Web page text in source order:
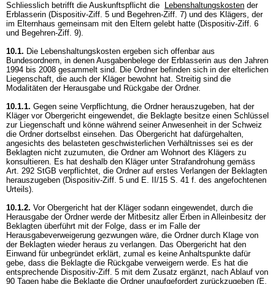
Schliesslich betrifft die Auskunftspflicht die
Lebenshaltungskosten der
Erblasserin (Dispositiv-Ziff. 5 und Begehren-Ziff. 7) und des Klägers, der
im Elternhaus gemeinsam mit den Eltern gelebt hatte (Dispositiv-Ziff. 6
und Begehren-Ziff. 9).
10.1. Die Lebenshaltungskosten ergeben sich offenbar aus
Bundesordnern, in denen Ausgabenbelege der Erblasserin aus den Jahren
1994 bis 2008 gesammelt sind. Die Ordner befinden sich in der elterlichen
Liegenschaft, die auch der Kläger bewohnt hat. Streitig sind die
Modalitäten der Herausgabe und Rückgabe der Ordner.
10.1.1. Gegen seine Verpflichtung, die Ordner herauszugeben, hat der
Kläger vor Obergericht eingewendet, die Beklagte besitze einen Schlüssel
zur Liegenschaft und könne während seiner Anwesenheit in der Schweiz
die Ordner dortselbst einsehen. Das Obergericht hat dafürgehalten,
angesichts des belasteten geschwisterlichen Verhältnisses sei es der
Beklagten nicht zuzumuten, die Ordner am Wohnort des Klägers zu
konsultieren. Es hat deshalb den Kläger unter Strafandrohung gemäss
Art. 292 StGB verpflichtet, die Ordner auf erstes Verlangen der Beklagten
herauszugeben (Dispositiv-Ziff. 5 und E. II/15 S. 41 f. des angefochtenen
Urteils).
10.1.2. Vor Obergericht hat der Kläger sodann eingewendet, durch die
Herausgabe der Ordner werde der Mitbesitz aller Erben in Alleinbesitz der
Beklagten überführt mit der Folge, dass er im Falle der
Herausgabeverweigerung gezwungen wäre, die Ordner durch Klage von
der Beklagten wieder heraus zu verlangen. Das Obergericht hat den
Einwand für unbegründet erklärt, zumal es keine Anhaltspunkte dafür
gebe, dass die Beklagte die Rückgabe verweigern werde. Es hat die
entsprechende Dispositiv-Ziff. 5 mit dem Zusatz ergänzt, nach Ablauf von
90 Tagen habe die Beklagte die Ordner unaufgefordert zurückzugeben (E.